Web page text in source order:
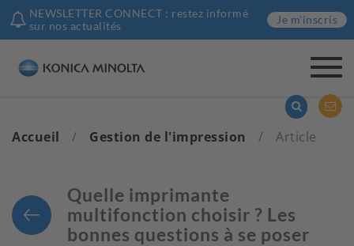
NEWSLETTER CONNECT : restez informé
sur nos actualités
Je m'inscris
Accueil / Gestion de l'impression / Article
Quelle imprimante
multifonction choisir ? Les
bonnes questions à se poser